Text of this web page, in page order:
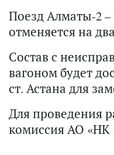
Поезд Алматы-2 –
отменяется на
Состав с
вагоном будет
ст. Астана для
Для проведения
комиссия АО